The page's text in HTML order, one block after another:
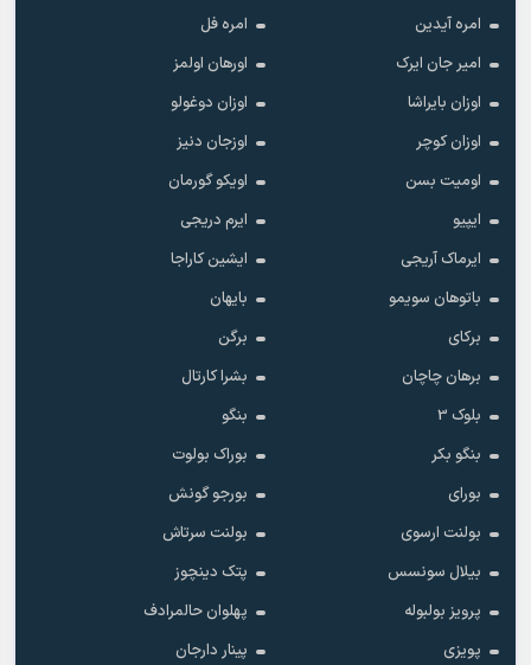
امره آیدین
امره فل
امیر جان ایرک
اورهان اولمز
اوزان بایراشا
اوزان دوغولو
اوزان کوچر
اوزجان دنیز
اومیت بسن
اویکو گورمان
ایپیو
ایرم دریجی
ایرماک آریجی
ایشین کاراجا
باتوهان سویمو
بایهان
برکای
برگن
برهان چاچان
بشرا کارتال
بلوک 3
بنگو
بنگو بکر
بوراک بولوت
بورای
بورجو گونش
بولنت ارسوی
بولنت سرتاش
بیلال سونسس
پتک دینچوز
پرویز بولبوله
پهلوان حالمرادف
پویزی
پینار دارجان